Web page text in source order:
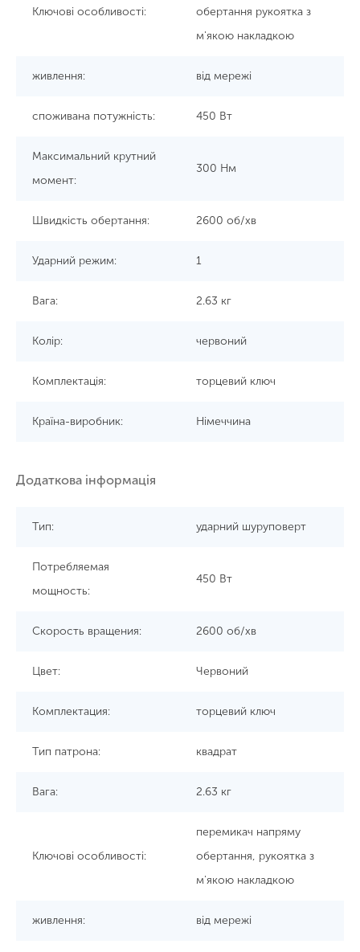
Ключові особливості:
обертання рукоятка з
м'якою накладкою
живлення: від мережі
споживана потужність: 450 Вт
Максимальний крутний
момент:
300 Нм
Швидкість обертання: 2600 об/хв
Ударний режим: 1
Вага: 2.63 кг
Колір: червоний
Комплектація: торцевий ключ
Країна-виробник: Німеччина
Додаткова інформація
Тип: ударний шуруповерт
Потребляемая
мощность:
450 Вт
Скорость вращения: 2600 об/хв
Цвет: Червоний
Комплектация: торцевий ключ
Тип патрона: квадрат
Вага: 2.63 кг
Ключові особливості:
перемикач напряму
обертання, рукоятка з
м'якою накладкою
живлення: від мережі